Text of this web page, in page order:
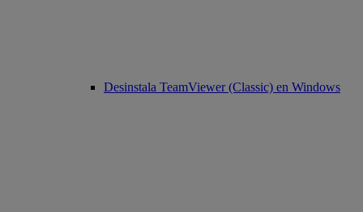
Desinstala TeamViewer (Classic) en Windows